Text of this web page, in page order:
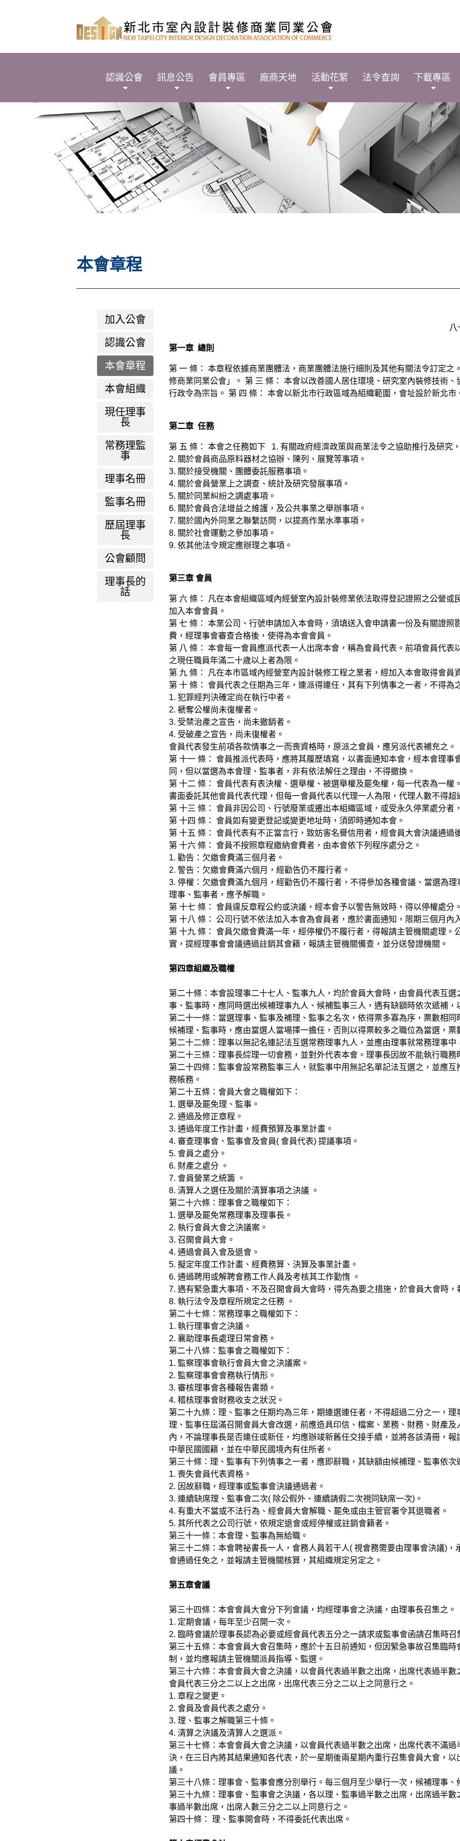
認識公會 訊息公告 會員專區 廠商天地 活動花絮 法令查詢 下載專區
本會章程
加入公會
認識公會
本會章程
本會組織
現任理事
長
常務理監
事
理事名冊
監事名冊
歷屆理事
長
公會顧問
理事長的
話
八
第一章 總則
第 一 條： 本章程依據商業團體法，商業團體法施行細則及其他有關法令訂定之
修商業同業公會」。 第 三 條： 本會以改善國人居住環境、研究室內裝修技術
行政令為宗旨。 第 四 條： 本會以新北市行政區域為組織範圍，會址設於新北市
第二章 任務
第 五 條： 本會之任務如下 1. 有關政府經濟政策與商業法令之協助推行及研究
2. 關於會員商品原料器材之協辦、陳列、展覽等事項。
3. 關於接受機關、團體委託服務事項。
4. 關於會員營業上之調查、統計及研究發展事項。
5. 關於同業糾紛之調處事項。
6. 關於會員合法增益之維護，及公共事業之舉辦事項。
7. 關於國內外同業之聯繫訪問，以提高作業水準事項。
8. 關於社會運動之參加事項。
9. 依其他法令規定應辦理之事項。
第三章 會員
第 六 條： 凡在本會組織區域內經營室內設計裝修業依法取得登記證照之公營或
加入本會會員。
第 七 條： 本業公司、行號申請加入本會時，須填送入會申請書一份及有關證照
費，經理事會審查合格後，使得為本會會員。
第 八 條： 本會每一會員應派代表一人出席本會，稱為會員代表。前項會員代表
之現任職員年滿二十歲以上者為限。
第 九 條： 凡在本市區域內經營室內設計裝修工程之業者，經加入本會取得會員
第 十 條： 會員代表之任期為三年，連派得連任，其有下列情事之一者，不得為
1. 犯罪經判決確定尚在執行中者。
2. 褫奪公權尚未復權者。
3. 受禁治產之宣告，尚未撤銷者。
4. 受破產之宣告，尚未復權者。
會員代表發生前項各款情事之一而喪資格時，原派之會員，應另派代表補充之。
第 十一 條： 會員推派代表時，應將其履歷填寫，以書面通知本會，經本會理事
同，但以當選為本會理、監事者，非有依法解任之理由，不得撤換。
第 十二 條： 會員代表有表決權、選舉權、被選舉權及罷免權，每一代表為一權
書面委託其他會員代表代理，但每一會員代表以代理一人為限，代理人數不得超
第 十三 條： 會員非因公司、行號廢業或遷出本組織區域，或受永久停業處分者
第 十四 條： 會員如有變更登記或變更地址時，須即時通知本會。
第 十五 條： 會員代表有不正當言行，致妨害名譽信用者，經會員大會決議通過
第 十六 條： 會員不按照章程繳納會費者，由本會依下列程序處分之。
1. 勸告：欠繳會費滿三個月者。
2. 警告：欠繳會費滿六個月，經勸告仍不履行者。
3. 停權：欠繳會費滿九個月，經勸告仍不履行者，不得參加各種會議、當選為
理事、監事者，應予解職。
第 十七 條： 會員違反章程公約或決議，經本會予以警告無效時，得以停權處分。
第 十八 條： 公司行號不依法加入本會為會員者，應於書面通知，限期三個月內
第 十九 條： 會員欠繳會費滿一年，經停權仍不履行者，得報請主管機關處理。
實，提經理事會會議通過註銷其會籍，報請主管機關備查，並分送發證機關。
第四章組織及職權
第二十條：本會設理事二十七人、監事九人，均於會員大會時，由會員代表互
事、監事時，應同時選出候補理事九人、候補監事三人，遇有缺額時依次遞補，
第二十一條：當選理事、監事及補理、監事之名次，依得票多寡為序，票數相
候補理、監事時，應由當選人當場擇一擔任，否則以得票較多之職位為當選，票
第二十二條：理事以無記名連記法互選常務理事九人，並應由理事就常務理事中
第二十三條：理事長綜理一切會務，並對外代表本會。理事長因故不能執行職務
第二十四條：監事會設常務監事三人，就監事中用無記名單記法互選之，並應
務帳務。
第二十五條：會員大會之職權如下：
1. 選舉及罷免理、監事。
2. 通過及修正章程。
3. 通過年度工作計畫，經費預算及事業計畫。
4. 審查理事會、監事會及會員( 會員代表) 提議事項。
5. 會員之處分。
6. 財產之處分 。
7. 會員營業之統籌 。
8. 清算人之選任及關於清算事項之決議 。
第二十六條：理事會之職權如下：
1. 選舉及罷免常務理事及理事長。
2. 執行會員大會之決議案。
3. 召開會員大會。
4. 通過會員入會及退會。
5. 擬定年度工作計畫、經費務算、決算及事業計畫。
6. 通過聘用或解聘會務工作人員及考核其工作勤惰 。
7. 遇有緊急重大事項、不及召開會員大會時，得先為要之措施，於會員大會時，
8. 執行法令及章程所規定之任務 。
第二十七條：常務理事之職權如下：
1. 執行理事會之決議。
2. 襄助理事長處理日常會務。
第二十八條：監事會之職權如下：
1. 監察理事會執行會員大會之決議案。
2. 監察理事會會務執行情形。
3. 審核理事會各種報告書類。
4. 稽核理事會財務收支之狀況。
第二十九條：理、監事之任期均為三年，期連選連任者，不得超過二分之一，理
理、監事任屆滿召開會員大會改選，前應造具印信、檔案、業務、財務、財產及
內，不論理事長是否連任或新任，均應辦竣新舊任交接手續，並將各該清冊，
中華民國國籍，並在中華民國境內有住所者。
第三十條：理、監事有下列情事之一者，應即辭職，其缺額由候補理、監事依次
1. 喪失會員代表資格。
2. 因故辭職，經理事或監事會決議通過者。
3. 連續缺席理、監事會二次( 除公假外、連續請假二次視同缺席一次)。
4. 有重大不當或不法行為、經會員大會解職、罷免或由主管官署令其退職者。
5. 其所代表之公司行號，依規定退會或經停權或註銷會籍者。
第三十一條：本會理、監事為無給職。
第三十二條：本會聘祕書長一人，會務人員若干人( 視會務需要由理事會決議)
會通過任免之，並報請主管機關核算，其組織規定另定之。
第五章會議
第三十四條：本會會員大會分下列會議，均經理事會之決議，由理事長召集之。
1. 定期會議，每年至少召開一次。
2. 臨時會議於理事長認為必要或經會員代表五分之一請求或監事會函請召集時召
第三十五條：本會會員大會召集時，應於十五日前通知，但因緊急事故召集臨
制，並均應報請主管機關派員指導、監選。
第三十六條：本會會員大會之決議，以會員代表過半數之出席，出席代表過半
會員代表三分之二以上之出席，出席代表三分之二以上之同意行之。
1. 章程之變更。
2. 會員及會員代表之處分。
3. 理、監事之解職第三十條。
4. 清算之決議及清算人之選派。
第三十七條：本會會員大會之決議，以會員代表過半數之出席，出席代表不滿
決，在三日內將其結果通知各代表，於一星期後兩星期內重行召集會員大會，
議。
第三十八條：理事會、監事會應分別舉行。每三個月至少舉行一次，候補理事、
第三十九條：理事會、監事會之決議，各以理、監事過半數之出席，出席過半
事過半數出席，出席人數三分之二以上同意行之。
第四十條： 理、監事開會時，不得委託代表出席。